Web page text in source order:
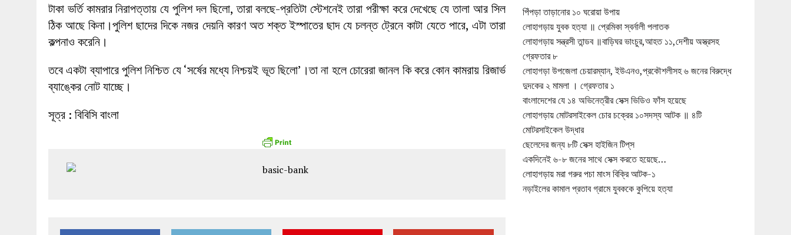
টাকা ভর্তি কামরার নিরাপত্তায় যে পুলিশ দল ছিলো, তারা বলছে-প্রতিটা স্টেশনেই তারা পরীক্ষা করে দেখেছে যে তালা আর সিল
ঠিক আছে কিনা।পুলিশ ছাদের দিকে নজর দেয়নি কারণ অত শক্ত ইস্পাতের ছাদ যে চলন্ত ট্রেনে কাটা যেতে পারে, এটা তারা
কল্পনাও করেনি।
তবে একটা ব্যাপারে পুলিশ নিশ্চিত যে ‘সর্ষের মধ্যে নিশ্চয়ই ভূত ছিলো’।তা না হলে চোরেরা জানল কি করে কোন কামরায় রিজার্ভ
ব্যাঙ্কের নোট যাচ্ছে।
সূত্র : বিবিসি বাংলা
পিঁপড়া তাড়ানোর ১০ ঘরোয়া উপায়
লোহাগড়ায় যুবক হত্যা ॥ প্রেমিকা স্বর্নালী পলাতক
লোহাগড়ায় সন্ত্রসী তান্ডব ॥বাড়িঘর ভাংচুর,আহত ১১,দেশীয় অস্ত্রসহ
গ্রেফতার ৮
লোহাগড়া উপজেলা চেয়ারম্যান, ইউএনও,প্রকৌশলীসহ ৬ জনের বিরুদ্ধে
দুদকের ২ মামলা । গ্রেফতার ১
বাংলাদেশের যে ১৪ অভিনেত্রীর সেক্স ভিডিও ফাঁস হয়েছে
লোহাগড়ায় মোটরসাইকেল চোর চক্রের ১০সদস্য আটক ॥ ৪টি
মোটরসাইকেল উদ্ধার
ছেলেদের জন্য ৮টি সেক্স হাইজিন টিপ্‌স
একদিনেই ৬-৮ জনের সাথে সেক্স করতে হয়েছে…
লোহাগড়ায় মরা গরুর পচা মাংস বিক্রি আটক-১
নড়াইলের কামাল প্রতাব গ্রামে যুবককে কুপিয়ে হত্যা